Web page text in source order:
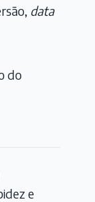
data
do
e